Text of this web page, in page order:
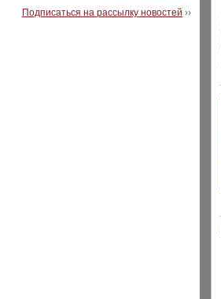
Подписаться на рассылку новостей ››